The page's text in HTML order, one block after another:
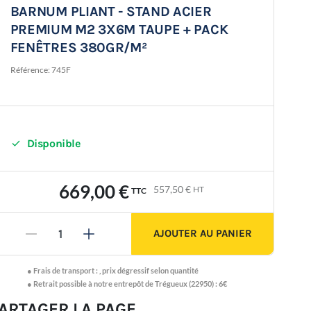
BARNUM PLIANT - STAND ACIER
PREMIUM M2 3X6M TAUPE + PACK
FENÊTRES 380GR/M²
Référence: 745F
 Disponible
669,00 € TTC 557,50 € HT
- + AJOUTER AU PANIER
●Frais de transport : ,prix dégressif selon quantité
● Retrait possible à notre entrepôt de Trégueux (22950) : 6€